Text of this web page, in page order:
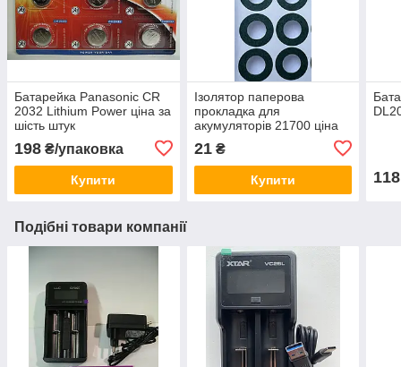
Батарейка Panasonic CR
2032 Lithium Power ціна за
шість штук
198 ₴/упаковка
Купити
Ізолятор паперова
прокладка для
акумуляторів 21700 ціна
21₴
Купити 118
Подібні товари компанії